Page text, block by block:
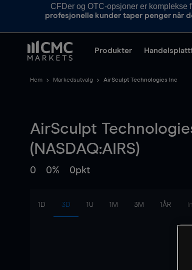
CFDer og OTC-opsjoner er
profesjonelle kunder taper penger når
Produkter
Hem Markedsutvalg AirSculpt Technologies Inc
AirSculpt
(NASDAQ:AIRS)
0 0% 0pkt
1D 3D 1U 1M 3M 1ÅR